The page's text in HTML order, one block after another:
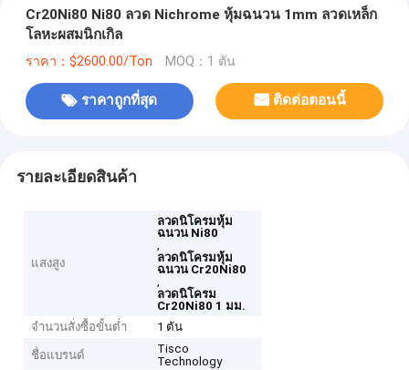
Cr20Ni80 Ni80 ลวด Nichrome หุ้มฉนวน 1mm ลวดเหล็ก
โลหะผสมนิกเกิล
ราคา：$2600.00/Ton MOQ：1 ตัน
ราคาถูกที่สุด ติดต่อตอนนี้
รายละเอียดสินค้า
แสงสูง
ลวดนิโครมหุ้ม
ฉนวน Ni80
,
ลวดนิโครมหุ้ม
ฉนวน Cr20Ni80
,
ลวดนิโครม
Cr20Ni80 1 มม.
จำนวนสั่งซื้อขั้นต่ำ
1 ตัน
ชื่อแบรนด์
Tisco
Technology